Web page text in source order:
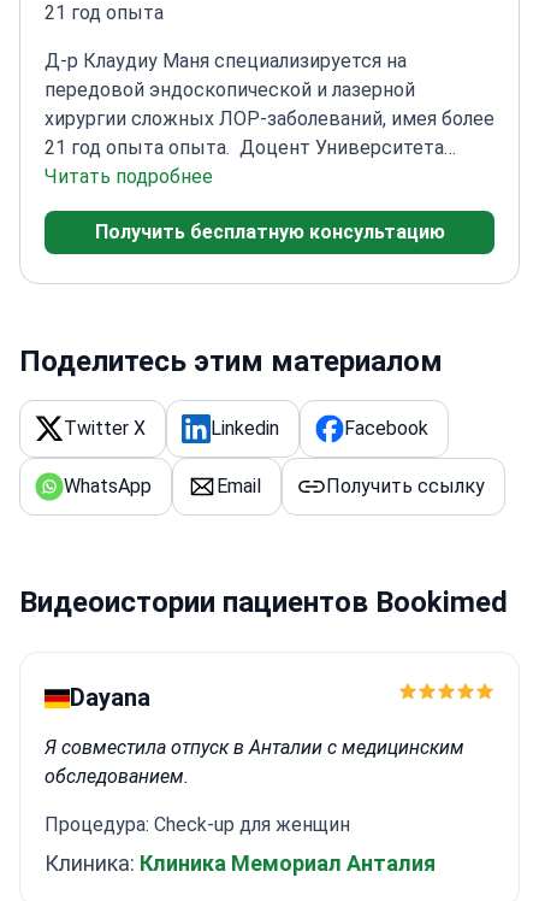
21 год опыта
Д-р Клаудиу Маня специализируется на
передовой эндоскопической и лазерной
хирургии сложных ЛОР-заболеваний, имея более
21 год опыта опыта. Доцент Университета
медицины и фармации «Карол Давила»
в области эндоскопической хирургии носовых
пазух и основания черепаЧлен-учредитель
международных и национальных премий в
оториноларингологии в Академической
больнице Ponderas
Читать подробнее
Получить бесплатную консультацию
Поделитесь этим материалом
Twitter X Linkedin Facebook
WhatsApp Email Получить ссылку
Видеоистории пациентов Bookimed
Dayana
Я совместила отпуск в Анталии с медицинским
обследованием.
Процедура: Check-up для женщин
Клиника: Клиника Мемориал Анталия